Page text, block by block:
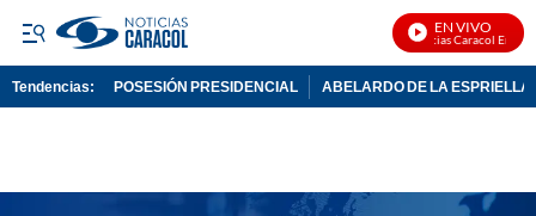
EN VIVO
Noticias Caracol En Vivo
Tendencias: POSESIÓN PRESIDENCIAL ABELARDO DE LA ESPRIELLA